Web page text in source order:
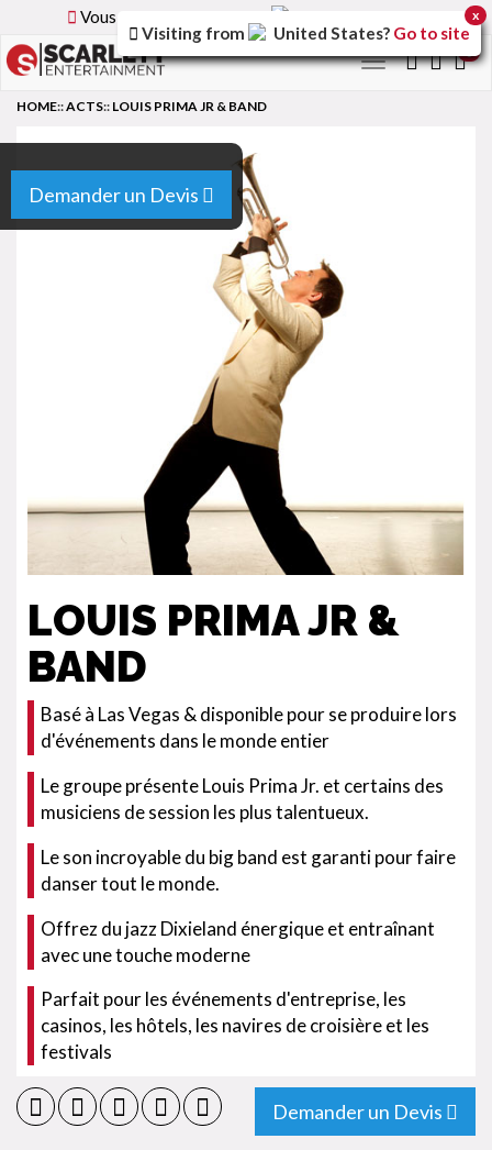
Vous parcourez la version
Toggle
Demander un Devis
HOME::ACTS:: LOUIS PRIMA JR & BAND
LOUIS PRIMA JR &
BAND
Basé à Las Vegas & disponible pour se produire lors
d'événements dans le monde entier
Le groupe présente Louis Prima Jr. et certains des
musiciens de session les plus talentueux.
Le son incroyable du big band est garanti pour faire
danser tout le monde.
Offrez du jazz Dixieland énergique et entraînant
avec une touche moderne
Parfait pour les événements d'entreprise, les
casinos, les hôtels, les navires de croisière et les
festivals
Demander un Devis
Visiting from United States? Go to site
x